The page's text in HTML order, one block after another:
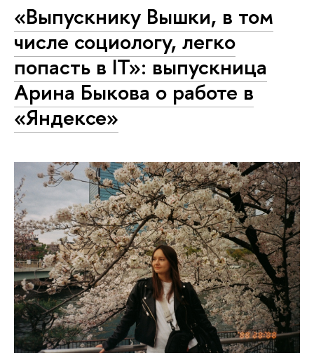
«Выпускнику Вышки, в том
числе социологу, легко
попасть в IT»: выпускница
Арина Быкова о работе в
«Яндексе»